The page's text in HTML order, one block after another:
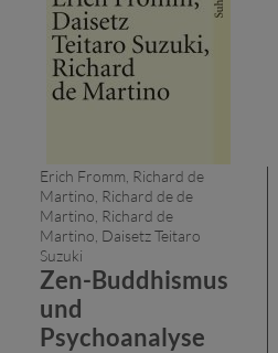
Erich Fromm, Richard de
Martino, Richard de de
Martino, Richard de
Martino, Daisetz Teitaro
Suzuki
Zen-Buddhismus
und
Psychoanalyse